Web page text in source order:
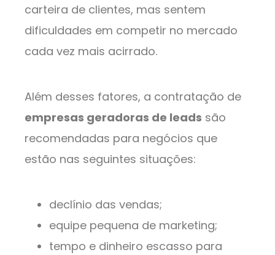
carteira de clientes, mas sentem
dificuldades em competir no mercado
cada vez mais acirrado.
Além desses fatores, a contratação de
empresas geradoras de leads são
recomendadas para negócios que
estão nas seguintes situações:
declínio das vendas;
equipe pequena de marketing;
tempo e dinheiro escasso para